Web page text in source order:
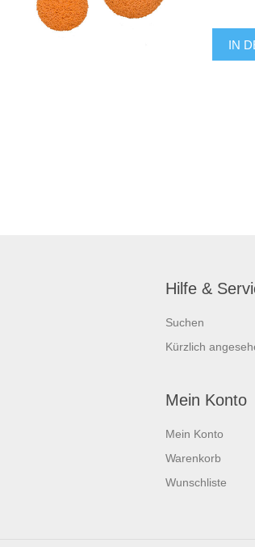
Hilfe &
Suchen
Kürzlich
Mein Konto
Mein Konto
Warenkorb
Wunschliste